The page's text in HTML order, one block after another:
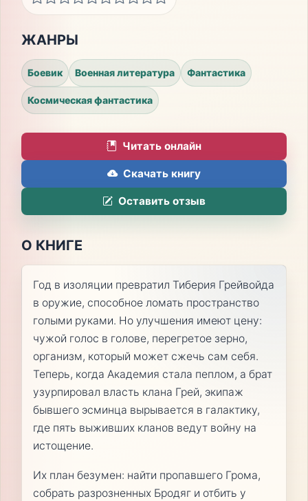
ЖАНРЫ
Боевик Военная литература Фантастика
Космическая фантастика
Читать онлайн
Скачать книгу
Оставить отзыв
О КНИГЕ
Год в изоляции превратил Тиберия Грейвойда
в оружие, способное ломать пространство
голыми руками. Но улучшения имеют цену:
чужой голос в голове, перегретое зерно,
организм, который может сжечь сам себя.
Теперь, когда Академия стала пеплом, а брат
узурпировал власть клана Грей, экипаж
бывшего эсминца вырывается в галактику,
где пять выживших кланов ведут войну на
истощение.
Их план безумен: найти пропавшего Грома,
собрать разрозненных Бродяг и отбить у